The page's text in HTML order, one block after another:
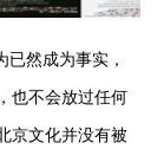
已然成为事实，
也不会放过任何
京文化并没有被